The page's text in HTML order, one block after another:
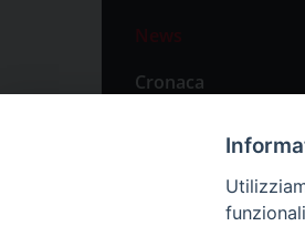
News
Cronaca
Primo Piano